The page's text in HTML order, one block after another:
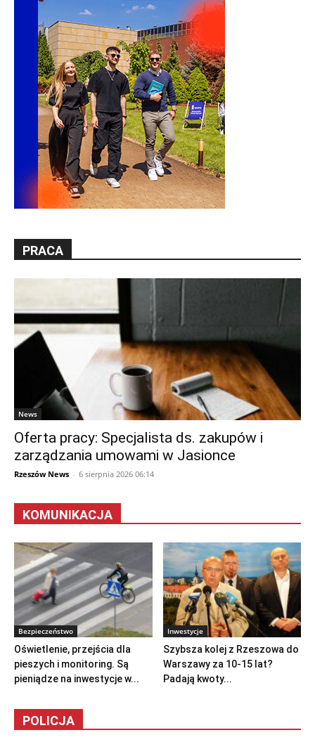
PRACA
News
Oferta pracy: Specjalista ds. zakupów i
zarządzania umowami w Jasionce
Rzeszów News - 6 sierpnia 2026 06:14
KOMUNIKACJA
Bezpieczeństwo
Oświetlenie, przejścia dla
pieszych i monitoring. Są
pieniądze na inwestycje w...
Inwestycje
Szybsza kolej z Rzeszowa do
Warszawy za 10-15 lat?
Padają kwoty...
POLICJA